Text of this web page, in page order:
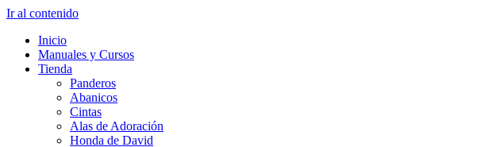
Ir al contenido
Inicio
Manuales y Cursos
Tienda
Panderos
Abanicos
Cintas
Alas de Adoración
Honda de David